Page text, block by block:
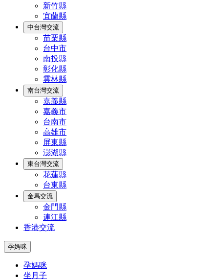
新竹縣
宜蘭縣
中台灣交流
苗栗縣
台中市
南投縣
彰化縣
雲林縣
南台灣交流
嘉義縣
嘉義市
台南市
高雄市
屏東縣
澎湖縣
東台灣交流
花蓮縣
台東縣
金馬交流
金門縣
連江縣
香港交流
孕媽咪
孕媽咪
坐月子